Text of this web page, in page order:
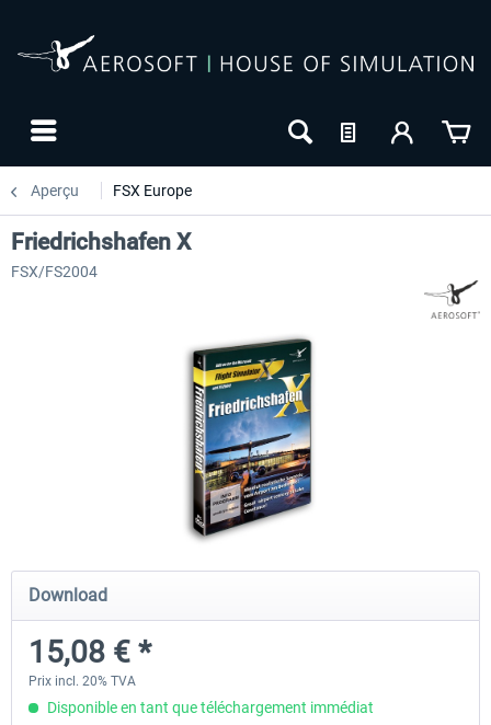
Aperçu FSX Europe
Mega Airport Frankfurt V2.0
30,20 € *
Mega Airport Berlin
Friedrichshafen X
FSX/FS2004
Download
15,08 € *
Prix incl. 20% TVA
Disponible en tant que téléchargement immédiat